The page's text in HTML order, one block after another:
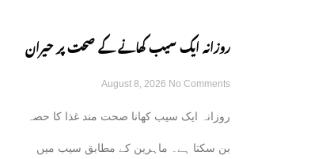
روزانہ ایک سیب کھانے کے صحت پر حیران
کن فوائد، ماہرین نے بتا دیے
August 8, 2026 No Comments
روزانہ ایک سیب کھانا صحت مند غذا کا حصہ
بن سکتا ہے۔ ماہرین کے مطابق سیب میں